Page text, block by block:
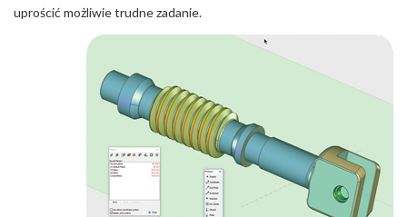
uprościć możliwie trudne zadanie.